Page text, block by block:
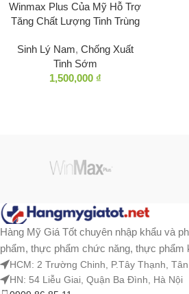
Winmax Plus Của Mỹ Hỗ Trợ
Tăng Chất Lượng Tinh Trùng
Sinh Lý Nam, Chống Xuất
Tinh Sớm
1,500,000 ₫
Hàng Mỹ Giá Tốt chuyên nhập khẩu và
phẩm, thực phẩm chức năng, thực
HCM: 2 Trường Chinh, P.Tây Thạnh,
HN: 54 Liễu Giai, Quận Ba Đình, Hà Nội